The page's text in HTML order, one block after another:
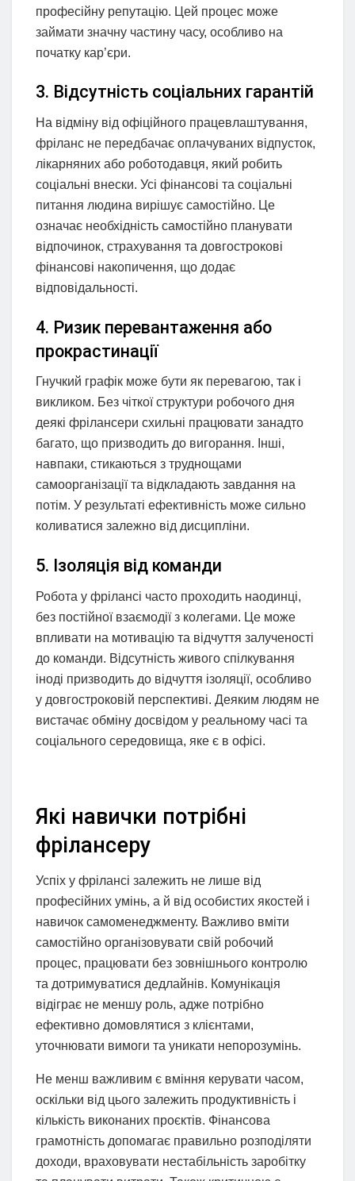
професійну репутацію. Цей процес може
займати значну частину часу, особливо на
початку кар’єри.
3. Відсутність соціальних гарантій
На відміну від офіційного працевлаштування,
фріланс не передбачає оплачуваних відпусток,
лікарняних або роботодавця, який робить
соціальні внески. Усі фінансові та соціальні
питання людина вирішує самостійно. Це
означає необхідність самостійно планувати
відпочинок, страхування та довгострокові
фінансові накопичення, що додає
відповідальності.
4. Ризик перевантаження або
прокрастинації
Гнучкий графік може бути як перевагою, так і
викликом. Без чіткої структури робочого дня
деякі фрілансери схильні працювати занадто
багато, що призводить до вигорання. Інші,
навпаки, стикаються з труднощами
самоорганізації та відкладають завдання на
потім. У результаті ефективність може сильно
коливатися залежно від дисципліни.
5. Ізоляція від команди
Робота у фрілансі часто проходить наодинці,
без постійної взаємодії з колегами. Це може
впливати на мотивацію та відчуття залученості
до команди. Відсутність живого спілкування
іноді призводить до відчуття ізоляції, особливо
у довгостроковій перспективі. Деяким людям не
вистачає обміну досвідом у реальному часі та
соціального середовища, яке є в офісі.
Які навички потрібні
фрілансеру
Успіх у фрілансі залежить не лише від
професійних умінь, а й від особистих якостей і
навичок самоменеджменту. Важливо вміти
самостійно організовувати свій робочий
процес, працювати без зовнішнього контролю
та дотримуватися дедлайнів. Комунікація
відіграє не меншу роль, адже потрібно
ефективно домовлятися з клієнтами,
уточнювати вимоги та уникати непорозумінь.
Не менш важливим є вміння керувати часом,
оскільки від цього залежить продуктивність і
кількість виконаних проєктів. Фінансова
грамотність допомагає правильно розподіляти
доходи, враховувати нестабільність заробітку